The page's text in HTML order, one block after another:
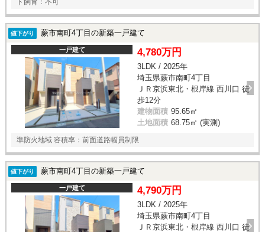
ト飼育：不可
値下がり 蕨市南町4丁目の新築一戸建て
一戸建て 4,780万円
3LDK / 2025年
埼玉県蕨市南町4丁目
ＪＲ京浜東北・根岸線 西川口 徒
歩12分
建物面積 95.65㎡
土地面積 68.75㎡ (実測)
準防火地域 容積率：前面道路幅員制限
値下がり 蕨市南町4丁目の新築一戸建て
一戸建て 4,790万円
3LDK / 2025年
埼玉県蕨市南町4丁目
ＪＲ京浜東北・根岸線 西川口 徒